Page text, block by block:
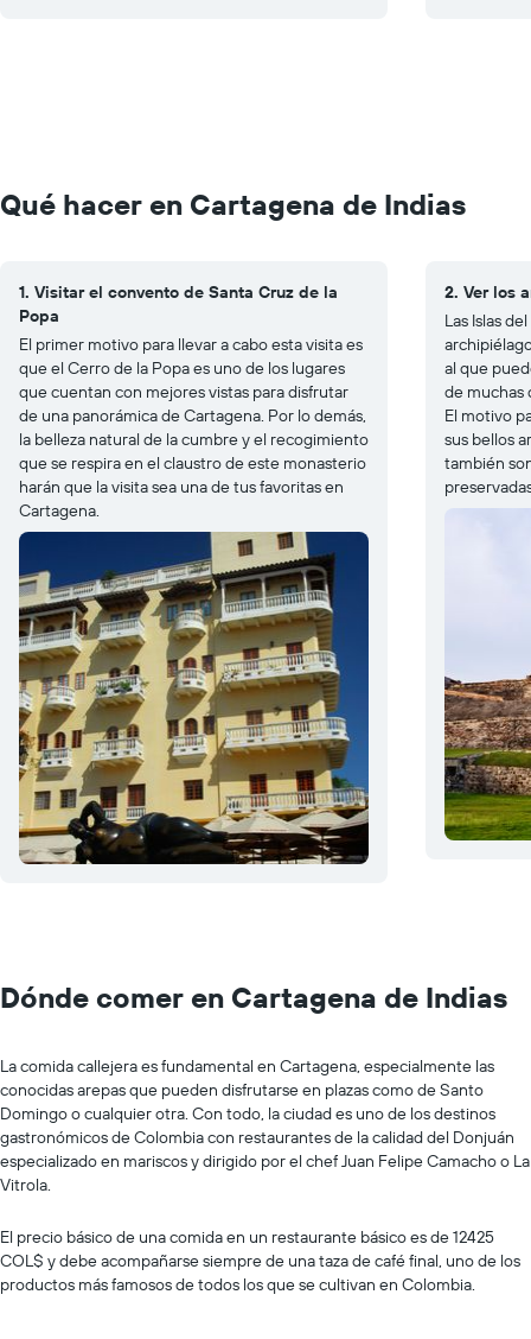
Qué hacer en Cartagena de Indias
1. Visitar el convento de Santa Cruz de la
Popa
El primer motivo para llevar a cabo esta visita es
que el Cerro de la Popa es uno de los lugares
que cuentan con mejores vistas para disfrutar
de una panorámica de Cartagena. Por lo demás,
la belleza natural de la cumbre y el recogimiento
que se respira en el claustro de este monasterio
harán que la visita sea una de tus favoritas en
Cartagena.
2. Ver los
Las Islas
al que
de muchas
El motivo
sus bellos
también
Dónde comer en Cartagena de Indias
La comida callejera es fundamental en Cartagena, especialmente las
conocidas arepas que pueden disfrutarse en plazas como de Santo
Domingo o cualquier otra. Con todo, la ciudad es uno de los destinos
gastronómicos de Colombia con restaurantes de la calidad del Donjuán
especializado en mariscos y dirigido por el chef Juan Felipe Camacho o La
Vitrola.
El precio básico de una comida en un restaurante básico es de 12425
COL$ y debe acompañarse siempre de una taza de café final, uno de los
productos más famosos de todos los que se cultivan en Colombia.